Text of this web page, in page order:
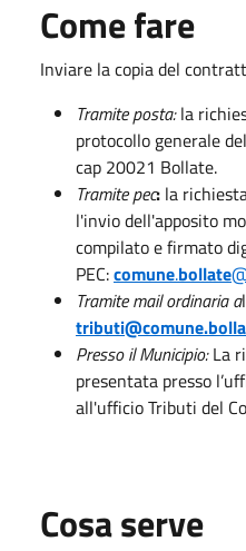
Come fare
Inviare la copia del
Tramite posta:la
protocollo generale
cap 20021 Bollate.
Tramite pec: la
l'invio dell'apposito
compilato e firmato
PEC:comune.bollate
Tramite mail ordinaria a
Presso il Municipio:La
presentata presso
all'ufficio Tributi del
Cosa serve